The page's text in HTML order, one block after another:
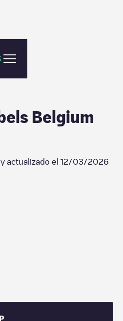
Belgium
y actualizado el 12/03/2026